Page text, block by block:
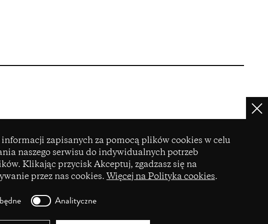
informacji zapisanych za pomocą plików cookies w celu
naszego serwisu do indywidualnych potrzeb
Klikając przycisk Akceptuj, zgadzasz się na
przez nas cookies. Więcej na Polityka cookies.
Analityczne
ETYCZNEPOLITYKA COOKIES